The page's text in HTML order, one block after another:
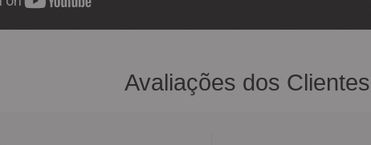
Avaliações dos Clientes